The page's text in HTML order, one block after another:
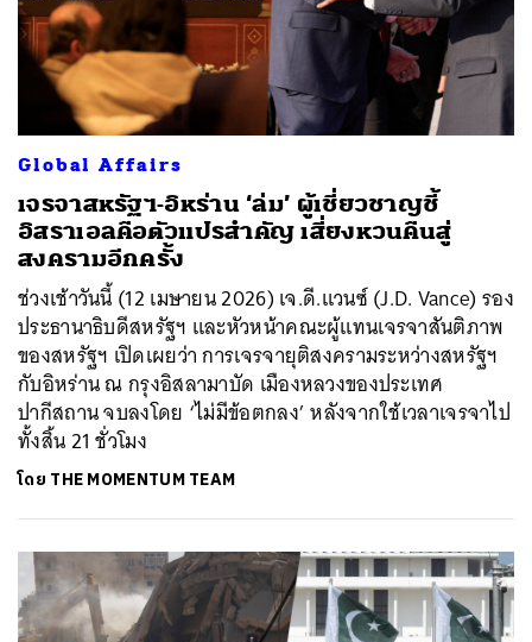
Global Affairs
เจรจาสหรัฐฯ-อิหร่าน ‘ล่ม’ ผู้เชี่ยวชาญชี้
อิสราเอลคือตัวแปรสำคัญ เสี่ยงหวนคืนสู่
สงครามอีกครั้ง
ช่วงเช้าวันนี้ (12 เมษายน 2026) เจ.ดี.แวนซ์ (J.D. Vance) รอง
ประธานาธิบดีสหรัฐฯ และหัวหน้าคณะผู้แทนเจรจาสันติภาพ
ของสหรัฐฯ เปิดเผยว่า การเจรจายุติสงครามระหว่างสหรัฐฯ
กับอิหร่าน ณ กรุงอิสลามาบัด เมืองหลวงของประเทศ
ปากีสถาน จบลงโดย ‘ไม่มีข้อตกลง’ หลังจากใช้เวลาเจรจาไป
ทั้งสิ้น 21 ชั่วโมง
โดย THE MOMENTUM TEAM